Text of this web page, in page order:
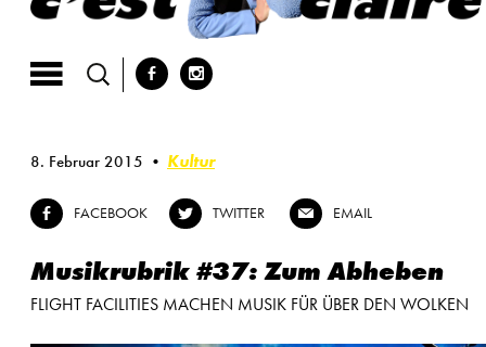
b x
8. Februar 2015 Kultur
b FACEBOOK a TWITTER @ EMAIL
Musikrubrik #37: Zum Abheben
FLIGHT FACILITIES MACHEN MUSIK FÜR ÜBER DEN WOLKEN